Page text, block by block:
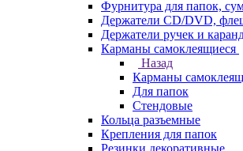
Фурнитура для папок,
Держатели CD/DVD,
Держатели ручек и
Карманы самоклеящиеся
Назад
Карманы
Для папок
Стендовые
Кольца разъемные
Крепления для папок
Резинки декоративные